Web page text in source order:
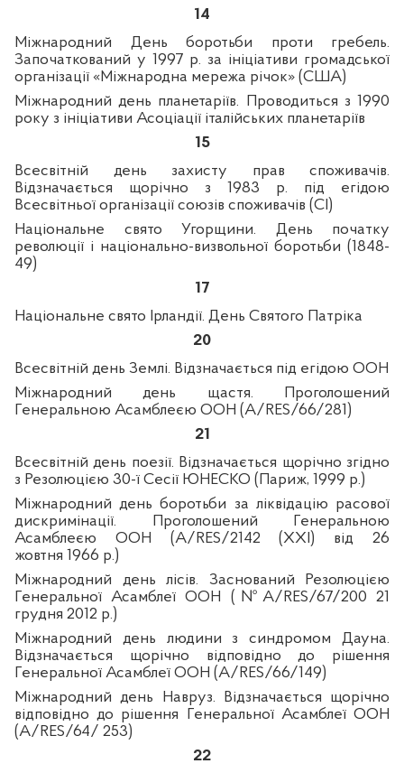
14
Міжнародний День боротьби проти гребель.
Започаткований у 1997 р. за ініціативи громадської
організації «Міжнародна мережа річок» (США)
Міжнародний день планетаріїв. Проводиться з 1990
року з ініціативи Асоціації італійських планетаріїв
15
Всесвітній день захисту прав споживачів.
Відзначається щорічно з 1983
р. під егідою
Всесвітньої організації союзів споживачів (CI)
Національне свято Угорщини. День початку
революції і національно-визвольної боротьби (1848-
49)
17
Національне свято Ірландії. День Святого Патріка
20
Всесвітній день Землі. Відзначається під егідою ООН
Міжнародний день щастя. Проголошений
Генеральною Асамблеєю ООН (A/RES/66/281)
21
Всесвітній день поезії. Відзначається щорічно згідно
з Резолюцією 30-ї Сесії ЮНЕСКО (Париж, 1999 р.)
Міжнародний день боротьби за ліквідацію расової
дискримінації. Проголошений Генеральною
Асамблеєю ООН (A/ RES/2142 (XXI ) від 26
жовтня 1966 р.)
Міжнародний день лісів. Заснований Резолюцією
Генеральної Асамблеї ООН (№A/RES/67/200 21
грудня 2012 р.)
Міжнародний день людини з синдромом Дауна.
Відзначається щорічно відповідно до рішення
Генеральної Асамблеї ООН (A/ RES/66/149)
Міжнародний день Навруз.
Відзначається щорічно
відповідно до рішення Генеральної Асамблеї ООН
(A/RES/64/ 253)
22